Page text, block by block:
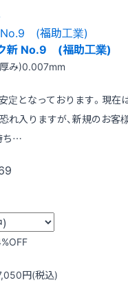
ク新 No.9 (福助工業)
み)0.007mm
定となっております。現在
れ入りますが、新規のお客
ち…
%OFF
円(税込)